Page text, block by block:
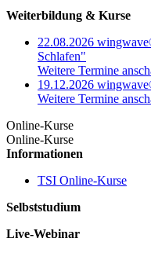
Weiterbildung & Kurse
22.08.2026
Schlafen"
Weitere Termine
19.12.2026
Weitere Termine
Online-Kurse
Online-Kurse
Informationen
TSI Online-Kurse
Selbststudium
Live-Webinar